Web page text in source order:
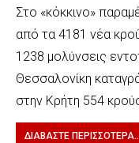
Στο «κόκκινο»
από τα 4181 νέα
1238 μολύνσεις
Θεσσαλονίκη
στην Κρήτη 554
ΔΙΑΒΆΣΤΕ